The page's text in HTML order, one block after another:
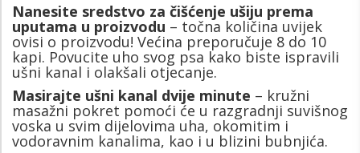
Nanesite sredstvo za čišćenje ušiju prema
uputama u proizvodu – točna količina uvijek
ovisi o proizvodu! Većina preporučuje 8 do 10
kapi. Povucite uho svog psa kako biste ispravili
ušni kanal i olakšali otjecanje.
Masirajte ušni kanal dvije minute – kružni
masažni pokret pomoći će u razgradnji suvišnog
voska u svim dijelovima uha, okomitim i
vodoravnim kanalima, kao i u blizini bubnjića.